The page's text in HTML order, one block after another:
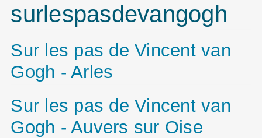
surlespasdevangogh
Sur les pas de Vincent van
Gogh - Arles
Sur les pas de Vincent van
Gogh - Auvers sur Oise